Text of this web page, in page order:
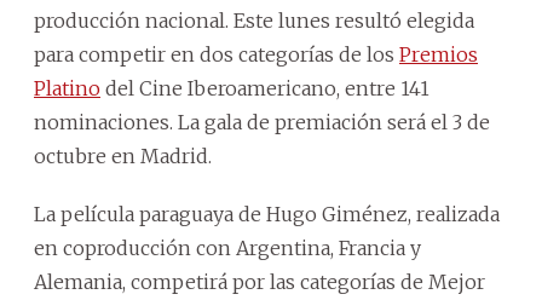
producción nacional. Este lunes resultó elegida
para competir en dos categorías de los Premios
Platino del Cine Iberoamericano, entre 141
nominaciones. La gala de premiación será el 3 de
octubre en Madrid.
La película paraguaya de Hugo Giménez, realizada
en coproducción con Argentina, Francia y
Alemania, competirá por las categorías de Mejor